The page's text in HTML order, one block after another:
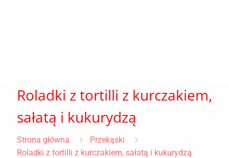
Roladki z tortilli z kurczakiem,
sałatą i kukurydzą
Strona główna
Przekąski
Roladki z tortilli z kurczakiem, sałatą i kukurydzą